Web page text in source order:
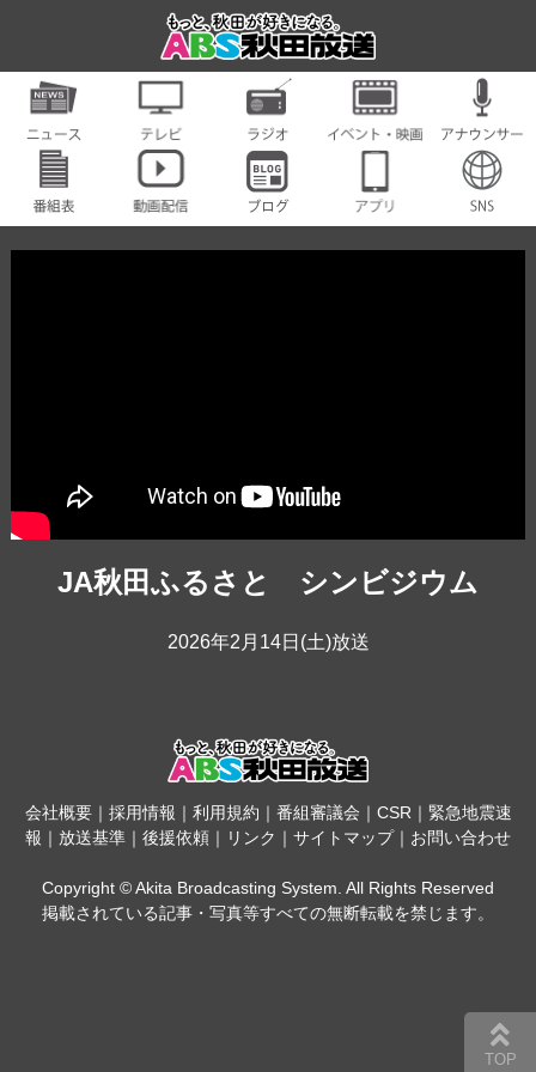
JA秋田ふるさと シンビジウム
2026年2月14日(土)放送
会社概要｜ 採用情報 ｜ 利用規約 ｜ 番組審議会 ｜ CSR ｜ 緊急地震速
報 ｜ 放送基準 ｜ 後援依頼 ｜ リンク ｜ サイトマップ｜ お問い合わせ
Copyright © Akita Broadcasting System. All Rights Reserved
掲載されている記事・写真等すべての無断転載を禁じます。